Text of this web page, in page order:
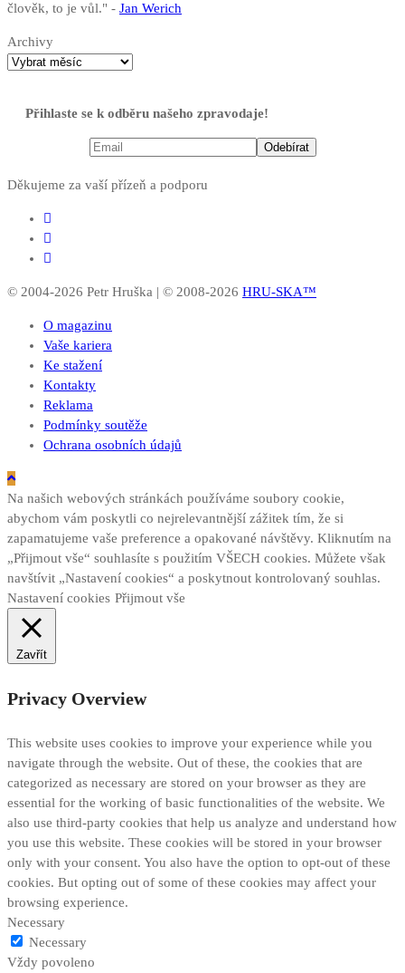
člověk, to je vůl." - Jan Werich
Archivy
Přihlaste se k odběru našeho zpravodaje!
Děkujeme za vaší přízeň a podporu
© 2004-2026 Petr Hruška | © 2008-2026 HRU-SKA™
O magazinu
Vaše kariera
Ke stažení
Kontakty
Reklama
Podmínky soutěže
Ochrana osobních údajů
Na našich webových stránkách používáme soubory cookie,
abychom vám poskytli co nejrelevantnější zážitek tím, že si
zapamatujeme vaše preference a opakované návštěvy. Kliknutím na
„Přijmout vše“ souhlasíte s použitím VŠECH cookies. Můžete však
navštívit „Nastavení cookies“ a poskytnout kontrolovaný souhlas.
Nastavení cookies Přijmout vše
Zavřít
Privacy Overview
This website uses cookies to improve your experience while you
navigate through the website. Out of these, the cookies that are
categorized as necessary are stored on your browser as they are
essential for the working of basic functionalities of the website. We
also use third-party cookies that help us analyze and understand how
you use this website. These cookies will be stored in your browser
only with your consent. You also have the option to opt-out of these
cookies. But opting out of some of these cookies may affect your
browsing experience.
Necessary
Necessary
Vždy povoleno